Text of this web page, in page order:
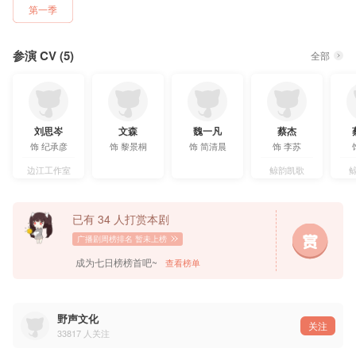
对轨：夏夏
后期：锦瑟
标题设计：10@气味野生定制
字幕：@OCIR·字幕组
——————————————————
纪承彦：刘思岑@我叫刘思岑
黎景桐：文森@文火炖森蘑
简清晨：魏一凡@魏一凡-w-
李苏：蔡杰@大愚人杰
志哥：张铎@白骆驼八分饱九分胖十分张铎
参与演出：曹一茜、陈景妍、张雨濛、四喜、杨瑨晗、苏阳林、辰羽、薛羽峰、李翰林、夏觅尘
⋆︵主题曲•拾星︵⋆
作曲：小吴太太@我是小吴太太
制作统筹：夏初临@夏初Lin-
制作：夏临泛音@夏临泛音制造中心
第一季
参演 CV (5) 全部
刘思岑
饰纪承彦
边江工作室
文森
饰黎景桐
魏一凡
饰简清晨
蔡杰
饰李苏
鲸韵凯歌
已有 34 人打赏本剧
广播剧周榜排名 暂未上榜
成为七日榜榜首吧~ 查看榜单
野声文化
33817 人关注
关注